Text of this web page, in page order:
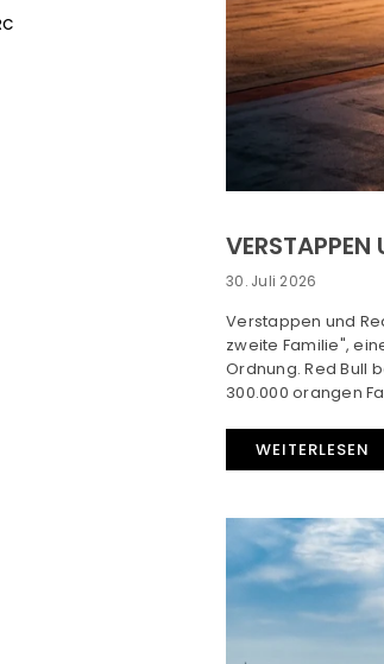
VERSTAPPEN
30. Juli 2026
Verstappen und
zweite Familie",
Ordnung. Red Bull
300.000 orangen
WEITERLESEN